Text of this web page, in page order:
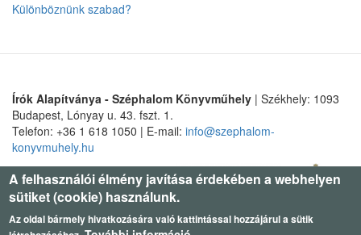
Különböznünk szabad?
Írók Alapítványa - Széphalom Könyvműhely | Székhely: 1093
Budapest, Lónyay u. 43. fszt. 1.
Telefon: +36 1 618 1050 | E-mail: info@szephalom-
konyvmuhely.hu
A felhasználói élmény javítása érdekében a webhelyen
sütiket (cookie) használunk.
Az oldal bármely hivatkozására való kattintással hozzájárul a sütik